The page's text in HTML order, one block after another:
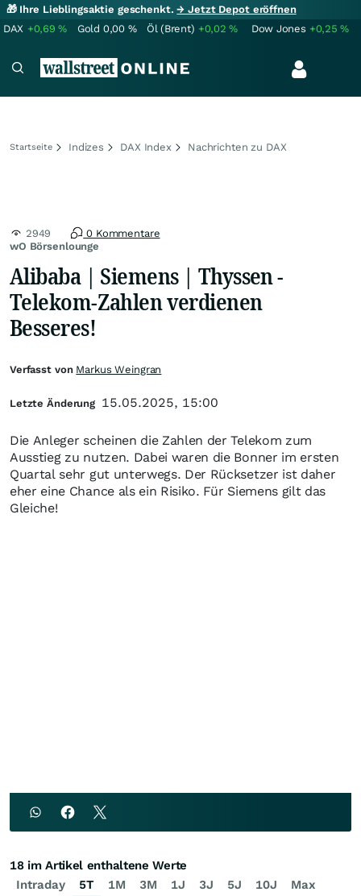
🎁 Ihre Lieblingsaktie geschenkt.→ Jetzt Depot eröffnen
DAX +0,69% Gold 0,00 % Öl (Brent) +0,02% Dow Jones +0,25%
Startseite Indizes DAX Index Nachrichten zu DAX
wO Börsenlounge
2949 0 Kommentare
Alibaba | Siemens | Thyssen -
Telekom-Zahlen verdienen
Besseres!
Die Anleger scheinen die Zahlen der Telekom zum
Ausstieg zu nutzen. Dabei waren die Bonner im ersten
Quartal sehr gut unterwegs. Der Rücksetzer ist daher
eher eine Chance als ein Risiko. Für Siemens gilt das
Gleiche!
Verfasst von Markus Weingran
Letzte Änderung 15.05.2025, 15:00
Intraday 5T 1M 3M 1J 3J 5J 10J Max
18 im Artikel enthaltene Werte